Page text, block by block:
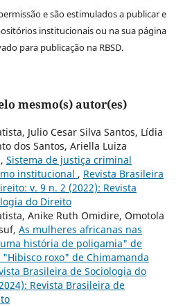
e são estimulados a publicar e
institucionais ou na sua página
para publicação na RBSD.
mesmo(s) autor(es)
Julio Cesar Silva Santos, Lídia
dos Santos, Ariella Luiza
Sistema de justiça criminal
institucional , Revista Brasileira
v. 9 n. 2 (2022): Revista
do Direito
Anike Ruth Omidire, Omotola
As mulheres africanas nas
história de poligamia" de
"Hibisco roxo" de Chimamanda
Brasileira de Sociologia do
Revista Brasileira de